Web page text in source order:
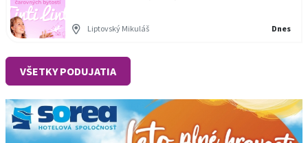
Liptovský Mikuláš Dnes
VŠETKY PODUJATIA